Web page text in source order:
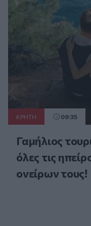
ΚΡΗΤΗ 09:35
Γαμήλιος
όλες τις
ονείρων τους!